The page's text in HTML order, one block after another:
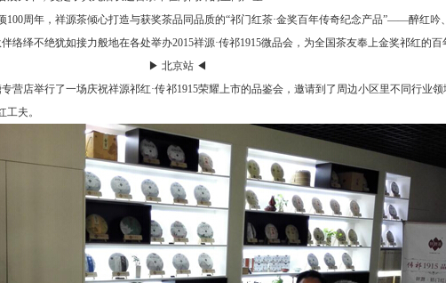
100周年，祥源茶倾心打造与获奖茶品同品质的“祁门红茶·金奖百年传奇纪念产品”——醉红吟
络绎不绝犹如接力般地在各处举办2015祥源·传祁1915微品会，为全国茶友奉上金奖祁红的百
▶ 北京站 ◀
营店举行了一场庆祝祥源祁红·传祁1915荣耀上市的品鉴会，邀请到了周边小区里不同行业
夫。